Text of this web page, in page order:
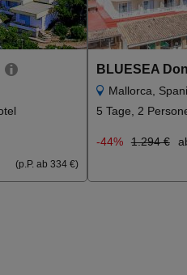
(p.P. ab 334 €)
BLUESEA
Mallorca,
5 Tage, 2
-44% 1.294 €